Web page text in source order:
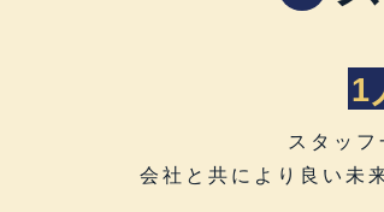
1
スタッ
会社と共により良い未